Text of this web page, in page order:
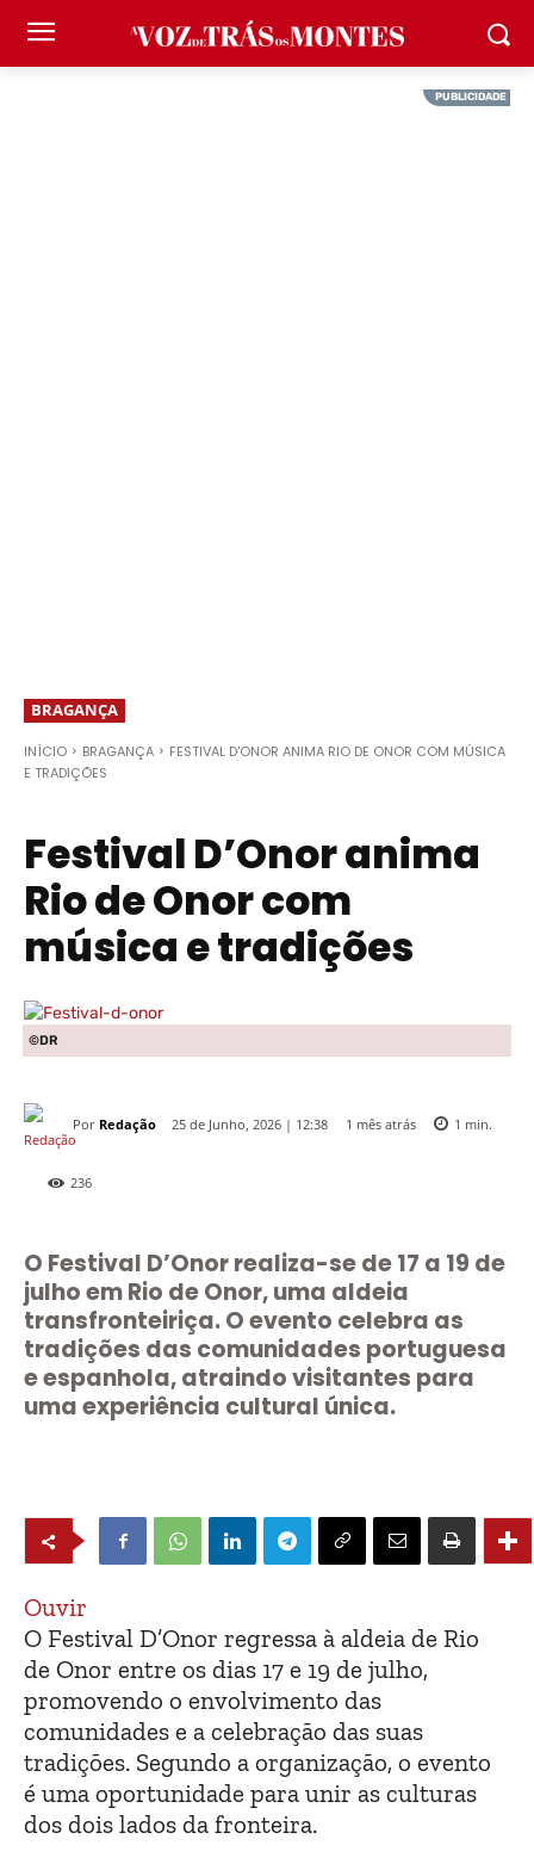
BRAGANÇA
INÍCIO BRAGANÇA
FESTIVAL D'ONOR ANIMA RIO DE ONOR COM MÚSICA
E TRADIÇÕES
Festival D’Onor anima
Rio de Onor com
música e tradições
©DR
Por Redação 25 de Junho, 2026 | 12:38 1 mês atrás 1 min.
236
O Festival D’Onor realiza-se de 17 a 19 de
julho em Rio de Onor, uma aldeia
transfronteiriça. O evento celebra as
tradições das comunidades portuguesa
e espanhola, atraindo visitantes para
uma experiência cultural única.
Ouvir
O Festival D’Onor regressa à aldeia de Rio
de Onor entre os dias 17 e 19 de julho,
promovendo o envolvimento das
comunidades e a celebração das suas
tradições. Segundo a organização, o evento
é uma oportunidade para unir as culturas
dos dois lados da fronteira.